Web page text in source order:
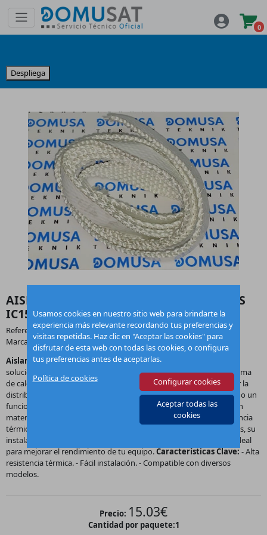
Usamos cookies en nuestro sitio web para brindarte la
experiencia más relevante recordando tus preferencias y
visitas repetidas. Haz clic en "Aceptar las cookies" para
disfrutar de esta web con todas las cookies, o configura
tus preferencias antes de aceptarlas.
Política de cookies
Configurar cookies
Aceptar todas las
cookies
0
Despliega
AISLANTE LARGO CAJA HUMOS BIOCLASS
IC150 SAIS000509
Referencia:SAIS000509
Marca:
Domusa
Aislante Largo Caja Humos BIOCLASS iC150
solución perfecta para optimizar la eficiencia energética de tu sistema
de calefacción. Este innovador aislante está diseñado para mejorar la
distribución del calor y minimizar la pérdida de energía, asegurando un
funcionamiento más eficiente de tu estufa o caldera. Fabricado con
materiales de alta calidad, el
ofrece una excelente resistencia
térmica y es ideal para sistemas de calefacción de biomasa. Además, su
instalación es rápida y sencilla, lo que lo convierte en una opción ideal
para mejorar el rendimiento de tu equipo.Características Clave:- Alta
resistencia térmica. - Fácil instalación. - Compatible con diversos
modelos.
Precio: 15.03€
Cantidad por paquete:1